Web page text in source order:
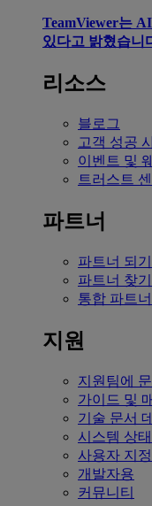
TeamViewer는
있다고 밝혔습니
리소스
블로그
고객 성공
이벤트 및
트러스트
파트너
파트너 되기
파트너 찾기
통합 파트너
지원
지원팀에 문
가이드 및
기술 문서
시스템 상태
사용자 지
개발자용
커뮤니티